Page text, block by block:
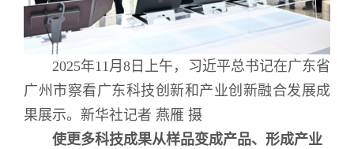
2025年11月8日上午，习近平总书记在广东省
广州市察看广东科技创新和产业创新融合发展成
果展示。新华社记者 燕雁 摄
使更多科技成果从样品变成产品、形成产业